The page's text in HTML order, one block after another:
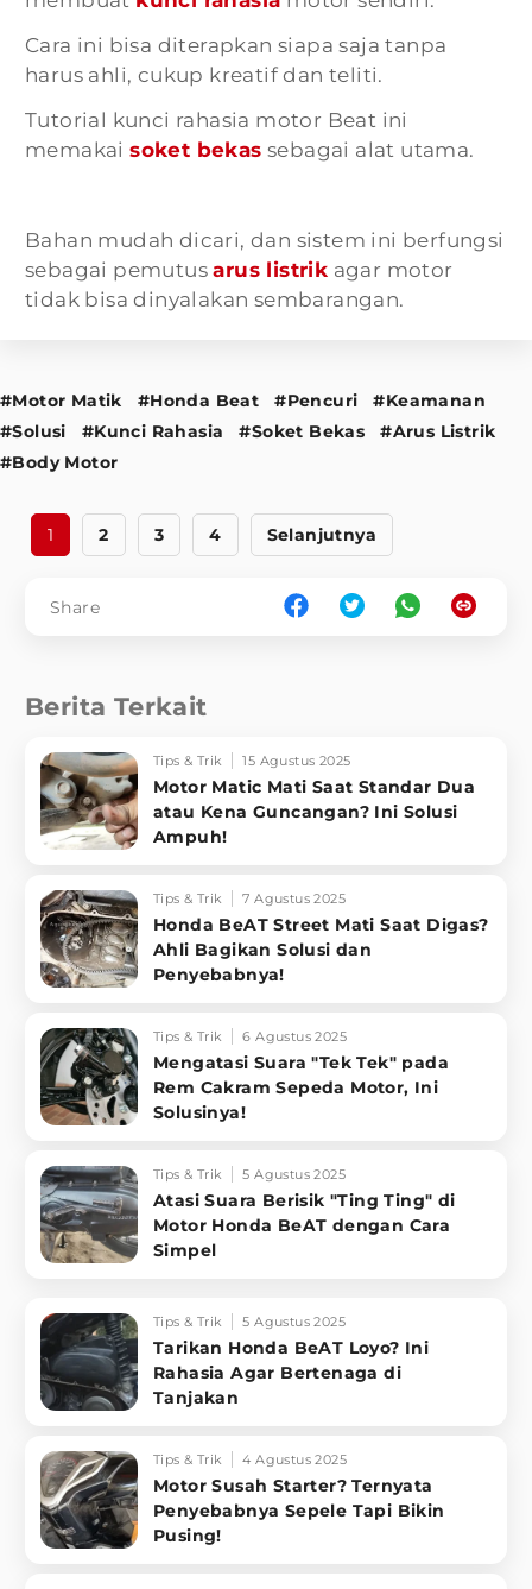
Cara ini bisa diterapkan siapa saja tanpa
harus ahli, cukup kreatif dan teliti.
Tutorial kunci rahasia motor Beat ini
memakaisoket bekas sebagai alat utama.
Bahan mudah dicari, dan sistem ini berfungsi
sebagai pemutusarus listrik agar motor
tidak bisa dinyalakan sembarangan.
#Motor Matik #Honda Beat #Pencuri
#Keamanan
#Solusi
#Kunci Rahasia #Soket Bekas
#Arus Listrik
#Body Motor
1 2 3 4 Selanjutnya
Share
Berita Terkait
Tips & Trik 15 Agustus 2025
Motor Matic Mati Saat Standar Dua
atau Kena Guncangan? Ini Solusi
Ampuh!
Tips & Trik 7 Agustus 2025
Honda BeAT Street Mati Saat Digas?
Ahli Bagikan Solusi dan
Penyebabnya!
Tips & Trik 6 Agustus 2025
Mengatasi Suara "Tek Tek" pada
Rem Cakram Sepeda Motor, Ini
Solusinya!
Tips & Trik 5 Agustus 2025
Atasi Suara Berisik "Ting Ting" di
Motor Honda BeAT dengan Cara
Simpel
Tips & Trik 5 Agustus 2025
Tarikan Honda BeAT Loyo? Ini
Rahasia Agar Bertenaga di
Tanjakan
Tips & Trik 4 Agustus 2025
Motor Susah Starter? Ternyata
Penyebabnya Sepele Tapi Bikin
Pusing!